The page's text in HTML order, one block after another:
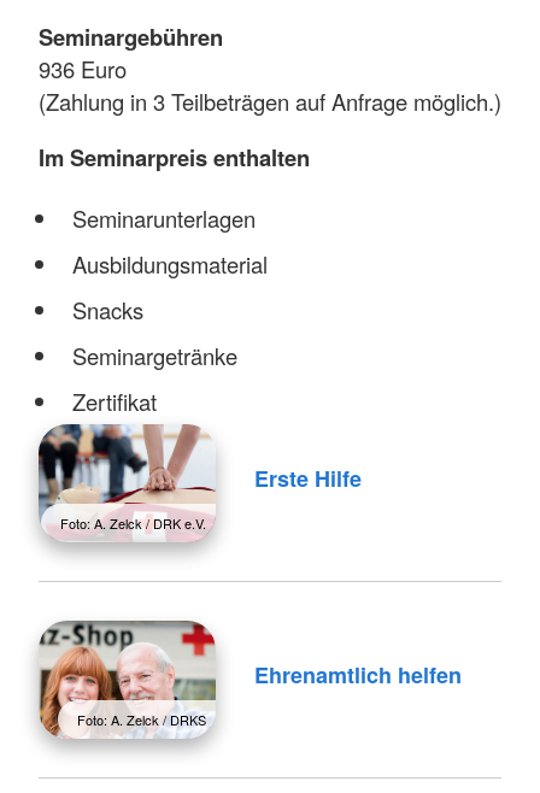
Seminargebühren
936 Euro
(Zahlung in 3 Teilbeträgen auf Anfrage möglich.)
Im Seminarpreis enthalten
Seminarunterlagen
Ausbildungsmaterial
Snacks
Seminargetränke
Zertifikat
Foto: A. Zelck / DRK e.V.
Erste Hilfe
Foto: A. Zelck / DRKS
Ehrenamtlich helfen